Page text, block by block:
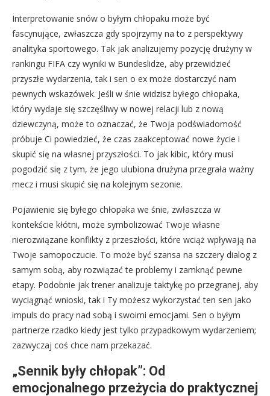
Interpretowanie snów o byłym chłopaku może być
fascynujące, zwłaszcza gdy spojrzymy na to z perspektywy
analityka sportowego. Tak jak analizujemy pozycję drużyny w
rankingu FIFA czy wyniki w Bundeslidze, aby przewidzieć
przyszłe wydarzenia, tak i sen o ex może dostarczyć nam
pewnych wskazówek. Jeśli w śnie widzisz byłego chłopaka,
który wydaje się szczęśliwy w nowej relacji lub z nową
dziewczyną, może to oznaczać, że Twoja podświadomość
próbuje Ci powiedzieć, że czas zaakceptować nowe życie i
skupić się na własnej przyszłości. To jak kibic, który musi
pogodzić się z tym, że jego ulubiona drużyna przegrała ważny
mecz i musi skupić się na kolejnym sezonie.
Pojawienie się byłego chłopaka we śnie, zwłaszcza w
kontekście kłótni, może symbolizować Twoje własne
nierozwiązane konflikty z przeszłości, które wciąż wpływają na
Twoje samopoczucie. To może być szansa na szczery dialog z
samym sobą, aby rozwiązać te problemy i zamknąć pewne
etapy. Podobnie jak trener analizuje taktykę po przegranej, aby
wyciągnąć wnioski, tak i Ty możesz wykorzystać ten sen jako
impuls do pracy nad sobą i swoimi emocjami. Sen o byłym
partnerze rzadko kiedy jest tylko przypadkowym wydarzeniem;
zazwyczaj coś chce nam przekazać.
„Sennik były chłopak”: Od
emocjonalnego przeżycia do praktycznej